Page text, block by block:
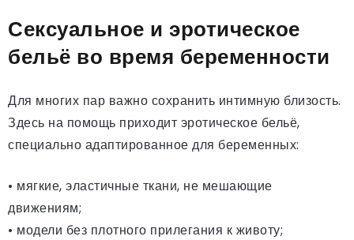
Сексуальное и эротическое
бельё во время беременности
Для многих пар важно сохранить интимную близость.
Здесь на помощь приходит эротическое бельё,
специально адаптированное для беременных:
• мягкие, эластичные ткани, не мешающие
движениям;
• модели без плотного прилегания к животу;